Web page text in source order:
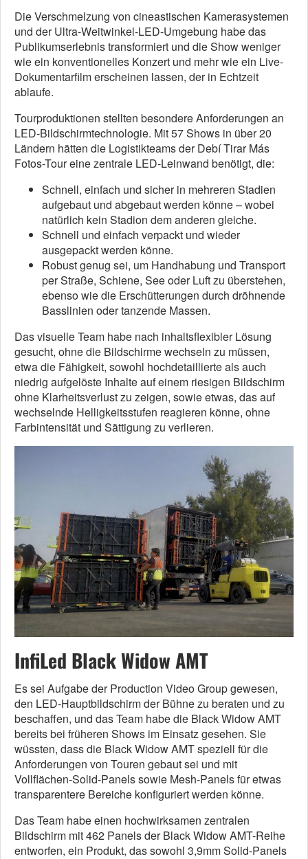
Die Verschmelzung von cineastischen Kamerasystemen
und der Ultra-Weitwinkel-LED-Umgebung habe das
Publikumserlebnis transformiert und die Show weniger
wie ein konventionelles Konzert und mehr wie ein Live-
Dokumentarfilm erscheinen lassen, der in Echtzeit
ablaufe.
Tourproduktionen stellten besondere Anforderungen an
LED-Bildschirmtechnologie. Mit 57 Shows in über 20
Ländern hätten die Logistikteams der Debí Tirar Más
Fotos-Tour eine zentrale LED-Leinwand benötigt, die:
Schnell, einfach und sicher in mehreren Stadien
aufgebaut und abgebaut werden könne – wobei
natürlich kein Stadion dem anderen gleiche.
Schnell und einfach verpackt und wieder
ausgepackt werden könne.
Robust genug sei, um Handhabung und Transport
per Straße, Schiene, See oder Luft zu überstehen,
ebenso wie die Erschütterungen durch dröhnende
Basslinien oder tanzende Massen.
Das visuelle Team habe nach inhaltsflexibler Lösung
gesucht, ohne die Bildschirme wechseln zu müssen,
etwa die Fähigkeit, sowohl hochdetaillierte als auch
niedrig aufgelöste Inhalte auf einem riesigen Bildschirm
ohne Klarheitsverlust zu zeigen, sowie etwas, das auf
wechselnde Helligkeitsstufen reagieren könne, ohne
Farbintensität und Sättigung zu verlieren.
InfiLed Black Widow AMT
Es sei Aufgabe der Production Video Group gewesen,
den LED-Hauptbildschirm der Bühne zu beraten und zu
beschaffen, und das Team habe die Black Widow AMT
bereits bei früheren Shows im Einsatz gesehen. Sie
wüssten, dass die Black Widow AMT speziell für die
Anforderungen von Touren gebaut sei und mit
Vollflächen-Solid-Panels sowie Mesh-Panels für etwas
transparentere Bereiche konfiguriert werden könne.
Das Team habe einen hochwirksamen zentralen
Bildschirm mit 462 Panels der Black Widow AMT-Reihe
entworfen, ein Produkt, das sowohl 3,9mm Solid-Panels